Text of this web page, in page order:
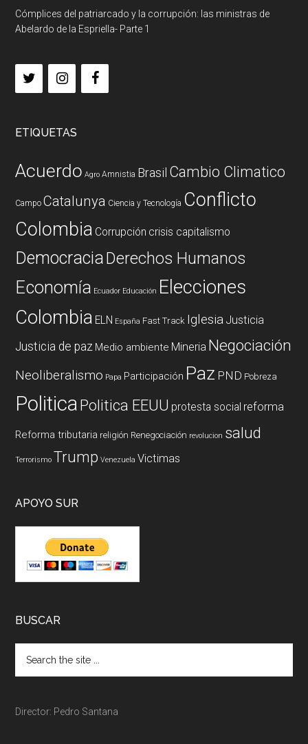
Cómplices del patriarcado y la corrupción: las ministras de
Abelardo de la Espriella- Parte 1
ETIQUETAS
Acuerdo Agro Amnistia Brasil Cambio Climatico
Campo Catalunya Ciencia y Tecnología Conflicto
Colombia Corrupción crisis capitalismo
DemocraciaDerechos Humanos
Economía Ecuador Educación Elecciones
Colombia ELN España Fast Track Iglesia Justicia
Justicia de paz Medio ambiente Mineria Negociación
Neoliberalismo Papa Participación Paz PND Pobreza
PoliticaPolitica EEUU protesta social reforma
Reforma tributaria religión Renegociación revolucion salud
Terrorismo Trump Venezuela Victimas
APOYO SUR
BUSCAR
Director: Pedro Santana